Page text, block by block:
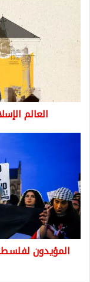
في
التاسع
العالم
وظائفهم
بسبب
التضامن
مع
المؤيدون